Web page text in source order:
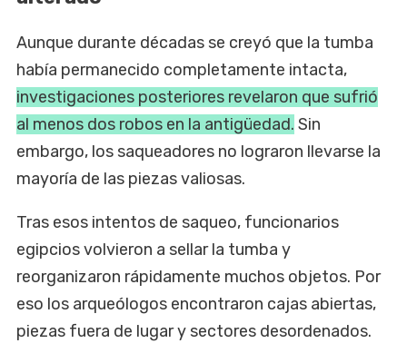
Aunque durante décadas se creyó que la tumba
había permanecido completamente intacta,
investigaciones posteriores revelaron que sufrió
al menos dos robos en la antigüedad. Sin
embargo, los saqueadores no lograron llevarse la
mayoría de las piezas valiosas.
Tras esos intentos de saqueo, funcionarios
egipcios volvieron a sellar la tumba y
reorganizaron rápidamente muchos objetos. Por
eso los arqueólogos encontraron cajas abiertas,
piezas fuera de lugar y sectores desordenados.